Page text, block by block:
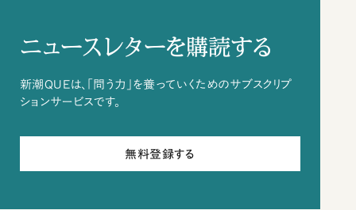
ニュースレターを購読する
新潮QUEは、「問う力」を養っていくためのサブスクリプ
ションサービスです。
無料登録する